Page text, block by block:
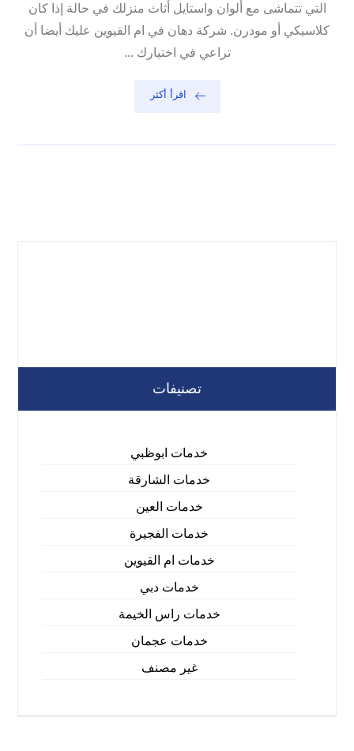
التي تتماشى مع ألوان واستايل أثاث منزلك في حالة إذا كان
كلاسيكي أو مودرن. شركة دهان في ام القيوين عليك أيضا أن
تراعي في اختيارك ...
اقرأ أكثر
تصنيفات
خدمات ابوظبي
خدمات الشارقة
خدمات العين
خدمات الفجيرة
خدمات ام القيوين
خدمات دبي
خدمات راس الخيمة
خدمات عجمان
غير مصنف